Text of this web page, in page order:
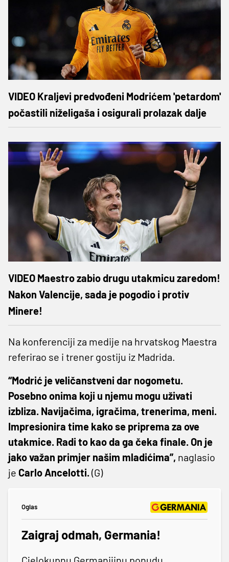
VIDEO Kraljevi predvođeni Modrićem 'petardom'
počastili niželigaša i osigurali prolazak dalje
VIDEO Maestro zabio drugu utakmicu zaredom!
Nakon Valencije, sada je pogodio i protiv
Minere!
Na konferenciji za medije na hrvatskog Maestra
referirao se i trener gostiju iz Madrida.
“Modrić je veličanstveni dar nogometu.
Posebno onima koji u njemu mogu uživati
izbliza. Navijačima, igračima, trenerima, meni.
Impresionira time kako se priprema za ove
utakmice. Radi to kao da ga čeka finale. On je
jako važan primjer našim mladićima”, naglasio
je Carlo Ancelotti. (G)
Oglas
Zaigraj odmah, Germania!